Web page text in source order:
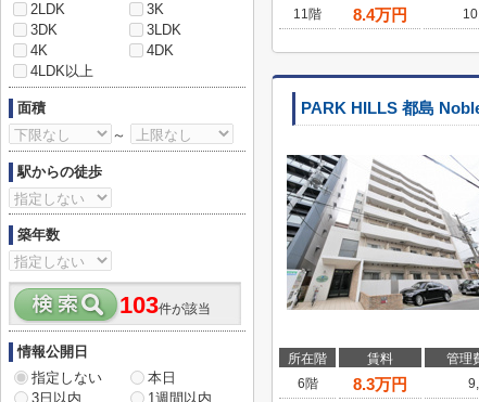
11階
8.4万円
PARK HILLS 都島
所在階 賃料 管理
6階
8.3万円
2LDK
3K
3DK
3LDK
4K
4DK
4LDK以上
面積
～
駅からの徒歩
築年数
103件が該当
情報公開日
指定しない
本日
3日以内
1週間以内